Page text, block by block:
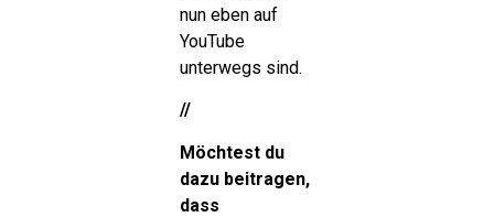
nun eben auf
YouTube
unterwegs sind.
//
Möchtest du
dazu beitragen,
dass